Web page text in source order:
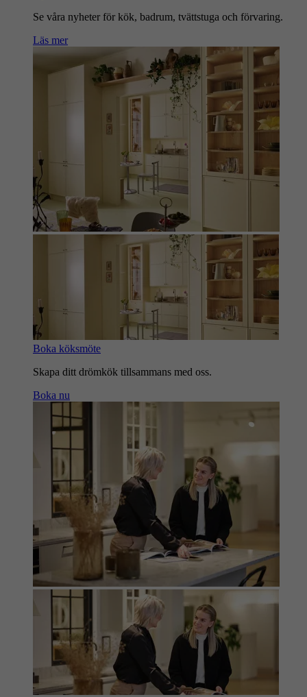
Se våra nyheter för kök, badrum, tvättstuga och förvaring.
Läs mer
Boka köksmöte
Skapa ditt drömkök tillsammans med oss.
Boka nu